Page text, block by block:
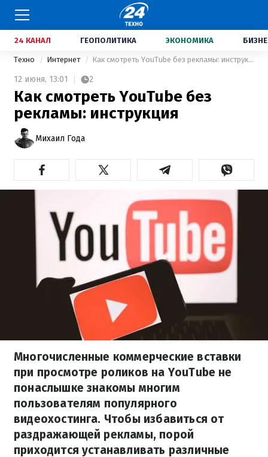
24 КАНАЛ ГЕОПОЛИТИКА ЭКОНОМИКА
Техно Интернет Как смотреть YouTube без рекламы: инструкция
12 июня, 13:01 2
Как смотреть YouTube без
рекламы: инструкция
Михаил Года
Многочисленные коммерческие вставки
при просмотре роликов на YouTube не
понаслышке знакомы многим
пользователям популярного
видеохостинга. Чтобы избавиться от
раздражающей рекламы, порой
приходится устанавливать различные